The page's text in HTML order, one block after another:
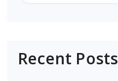
Recent Posts